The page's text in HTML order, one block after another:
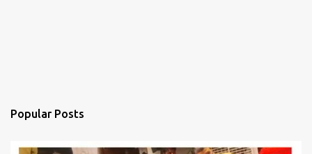
Popular Posts